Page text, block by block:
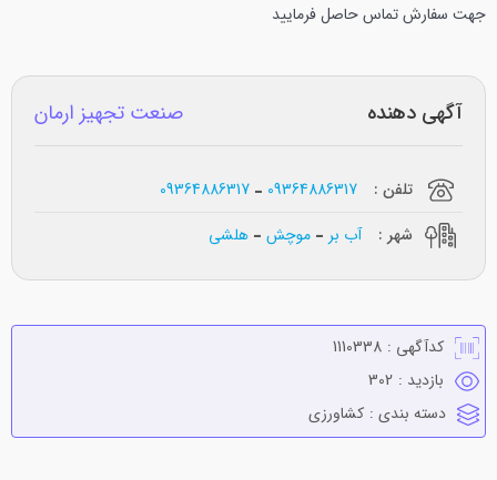
جهت سفارش تماس حاصل فرمایید
آگهی دهنده صنعت تجهیز ارمان
تلفن : 09364886317
09364886317
شهر :
آب بر موچش هلشی
کدآگهی : 1110338
بازدید : 302
دسته بندی : كشاورزي